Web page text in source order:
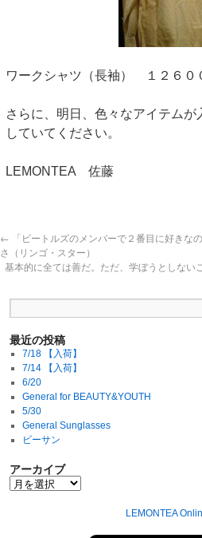
ワークシャツ（長袖） １２６０
さらに、明日、色々なアイテムが
していてください。
LEMONTEA 佐藤
← 「ビートルズのメンバーで２番目に好きな
さ（リンゴ・スター）
基本的に全ては善だ。ただ、学ぼうとしない
最近の投稿
7/18 【入荷】
7/14 【入荷】
6/20
General for BEAUTY&YOUTH
5/30
General Sunglasses
ビーサン
アーカイブ
LEMONTEA